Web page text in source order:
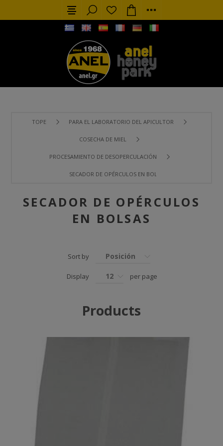
TOPE PARA EL LABORATORIO DEL APICULTOR
COSECHA DE MIEL
PROCESAMIENTO DE DESOPERCULACIÓN
SECADOR DE OPÉRCULOS EN BOLSAS
SECADOR DE OPÉRCULOS
EN BOLSAS
Sort by Posición
Display 12 per page
Products